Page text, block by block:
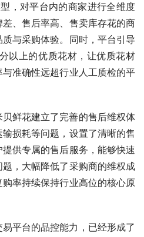
，对平台内的商家进行全维度
、售后率高、售卖库存花的商
与采购体验。同时，平台引导
以上的优质花材，让优质花材
准确性远超行业人工质检的平
鲜花建立了完善的售后维权体
损耗等问题，设置了清晰的售
供专属的售后服务，能够快速
，大幅降低了采购商的维权成
率持续保持行业高位的核心原
平台的品控能力，已经形成了